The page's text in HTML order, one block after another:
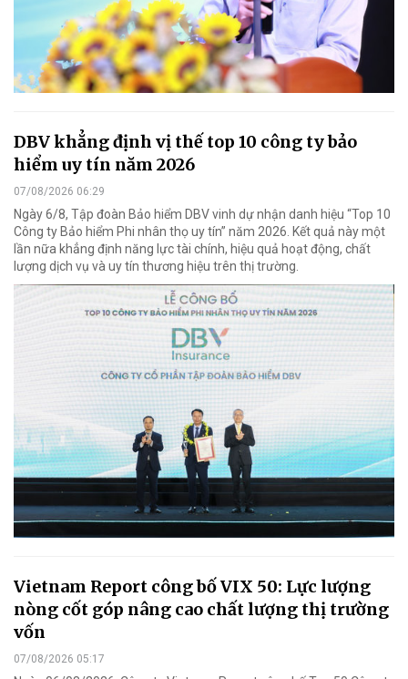
DBV khẳng định vị thế top 10 công ty bảo
hiểm uy tín năm 2026
07/08/2026 06:29
Ngày 6/8, Tập đoàn Bảo hiểm DBV vinh dự nhận danh hiệu “Top 10
Công ty Bảo hiểm Phi nhân thọ uy tín” năm 2026. Kết quả này một
lần nữa khẳng định năng lực tài chính, hiệu quả hoạt động, chất
lượng dịch vụ và uy tín thương hiệu trên thị trường.
Vietnam Report công bố VIX 50: Lực lượng
nòng cốt góp nâng cao chất lượng thị trường
vốn
07/08/2026 05:17